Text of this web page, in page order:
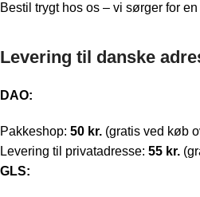
Bestil trygt hos os – vi sørger for
Levering til danske
DAO:
Pakkeshop: 50 kr. (gratis ved køb
Levering til privatadresse: 55 kr.
GLS: